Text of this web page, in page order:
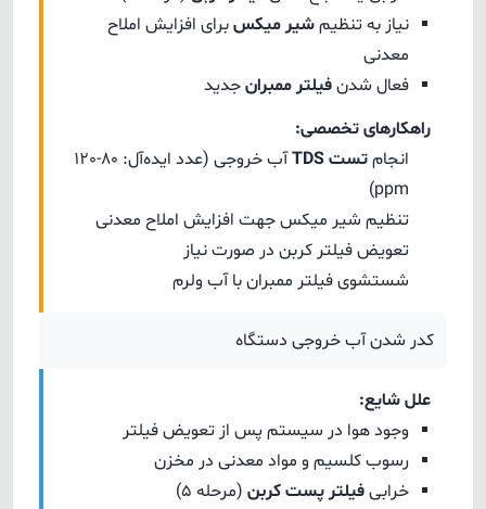
نیاز به تنظیمشیر میکسبرای افزایش املاح
معدنی
فعال شدنفیلتر ممبرانجدید
راهکارهای تخصصی:
انجامتست TDS
آب خروجی (عدد ایده‌آل: 80-120
ppm)
تنظیم شیر میکس جهت افزایش املاح معدنی
تعویض فیلتر کربن در صورت نیاز
شستشوی فیلتر ممبران با آب ولرم
کدر شدن آب خروجی دستگاه
علل شایع:
وجود هوا در سیستم پس از تعویض فیلتر
رسوب کلسیم و مواد معدنی در مخزن
خرابیفیلتر پست کربن (مرحله 5)